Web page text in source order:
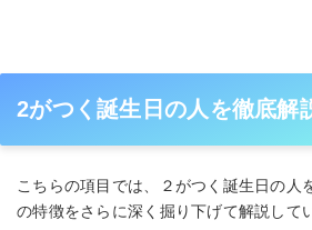
2がつく誕生日の人を徹底解
こちらの項目では、２がつく誕生日の人
の特徴をさらに深く掘り下げて解説して